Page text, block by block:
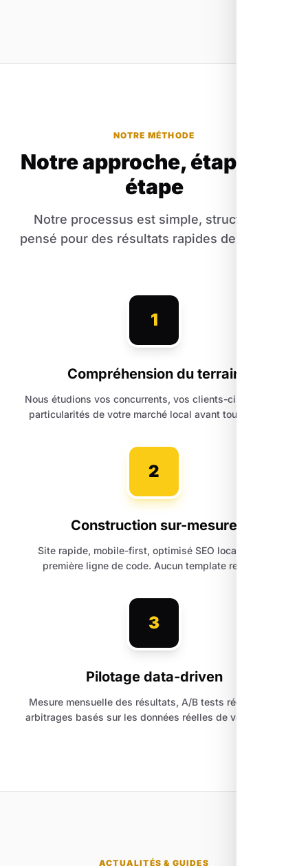
NOTRE MÉTHODE
Notre approche, étape par
étape
Notre processus est simple, structuré et
pensé pour des résultats rapides de Brantes.
1
Compréhension du terrain
Nous étudions vos concurrents, vos clients-cibles et les
particularités de votre marché local avant toute action.
2
Construction sur-mesure
Site rapide, mobile-first, optimisé SEO local dès la
première ligne de code. Aucun template recyclé.
3
Pilotage data-driven
Mesure mensuelle des résultats, A/B tests réguliers et
arbitrages basés sur les données réelles de votre trafic.
ACTUALITÉS & GUIDES